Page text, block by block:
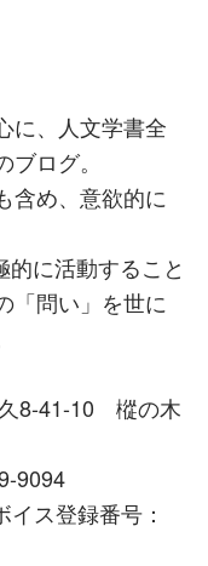
に、人文学書全
ログ。
含め、意欲的に
に活動すること
「問い」を世に
8-41-10 樅の木
9094
ス登録番号：